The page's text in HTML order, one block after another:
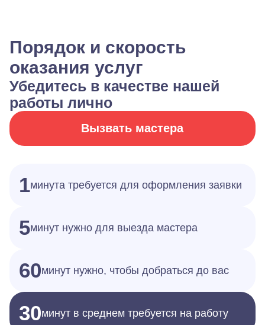
Порядок и скорость
оказания услуг
Убедитесь в качестве нашей
работы лично
Вызвать мастера
1минута требуется для оформления заявки
5минут нужно для выезда мастера
60минут нужно, чтобы добраться до вас
30минут в среднем требуется на работу